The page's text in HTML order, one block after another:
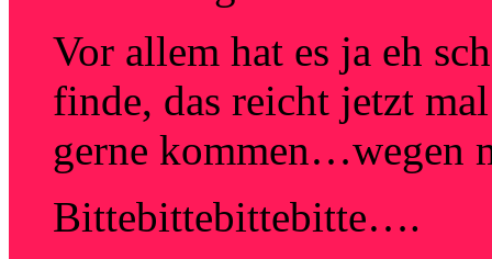
Vor allem hat es ja eh
finde, das reicht jetzt
gerne kommen…wegen
Bittebittebittebitte….